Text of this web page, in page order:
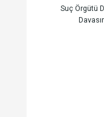
Suç Örgütü